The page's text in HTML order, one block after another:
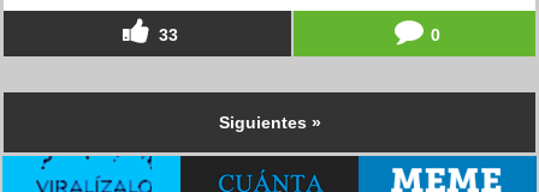
33 0
Siguientes »